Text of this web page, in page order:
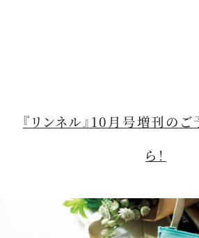
『リンネル』10月号増刊の
ら！